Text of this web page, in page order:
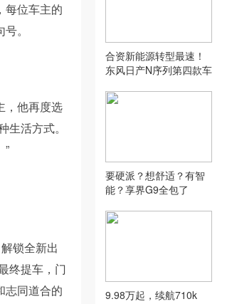
每位车主的
。
，他再度选
活方式。
”
锁全新出
终提车，门
志同道合的
合资新能源转型最速！
东风日产N序列第四款车
要硬派？想舒适？有智
能？享界G9全包了
9.98万起，续航710k